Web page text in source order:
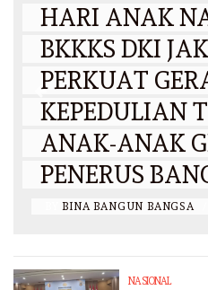
HARI ANAK
BKKKS DKI
PERKUAT
KEPEDULIAN
ANAK-ANAK
PENERUS
BINA BANGUN BANGSA
NASIONAL